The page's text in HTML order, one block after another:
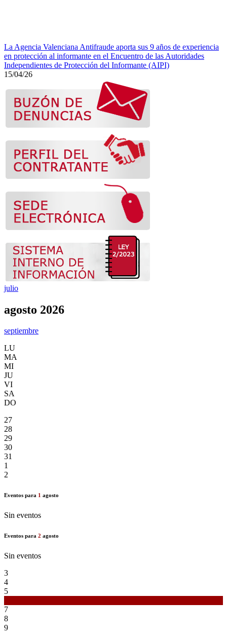
La Agencia Valenciana Antifraude aporta sus 9 años de experiencia
en protección al informante en el Encuentro de las Autoridades
Independientes de Protección del Informante (AIPI)
15/04/26
julio
agosto 2026
septiembre
LU
MA
MI
JU
VI
SA
DO
27
28
29
30
31
1
2
Eventos para 1 agosto
Sin eventos
Eventos para 2 agosto
Sin eventos
3
4
5
7
8
9